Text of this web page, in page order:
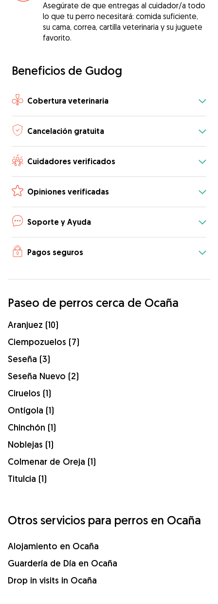
Asegúrate de que entregas al cuidador/a todo
lo que tu perro necesitará: comida suficiente,
su cama, correa, cartilla veterinaria y su juguete
favorito.
Beneficios de Gudog
Cobertura veterinaria
Cancelación gratuita
Cuidadores verificados
Opiniones verificadas
Soporte y Ayuda
Pagos seguros
Paseo de perros cerca de Ocaña
Aranjuez (10)
Ciempozuelos (7)
Seseña (3)
Seseña Nuevo (2)
Ciruelos (1)
Ontígola (1)
Chinchón (1)
Noblejas (1)
Colmenar de Oreja (1)
Titulcia (1)
Otros servicios para perros en Ocaña
Alojamiento en Ocaña
Guardería de Día en Ocaña
Drop in visits in Ocaña